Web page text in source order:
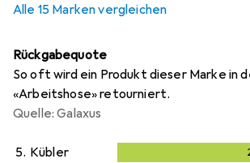
Alle 15 Marken vergleichen
Rückgabequote
So oft wird ein Produkt dieser Marke in
«Arbeitshose» retourniert.
Quelle: Galaxus
5. Kübler